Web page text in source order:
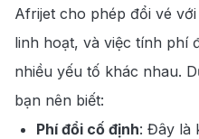
Afrijet cho phép đổi vé
linh hoạt, và việc tính phí
nhiều yếu tố khác nhau.
bạn nên biết:
Phí đổi cố định: Đây là